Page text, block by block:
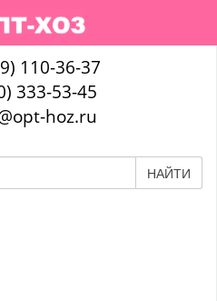
110-36-37
333-53-45
hoz.ru
НАЙТИ